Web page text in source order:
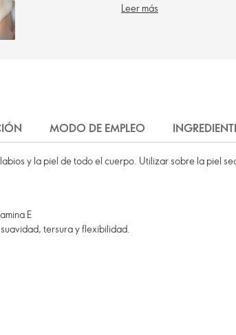
Leer más
MODO DE EMPLEO
y la piel de todo el cuerpo. Utilizar sobre la piel
E
tersura y flexibilidad.